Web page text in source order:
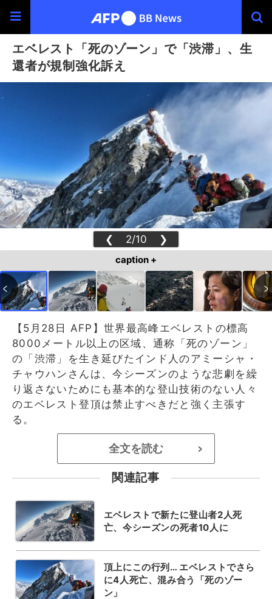
エベレスト「死のゾーン」で「渋滞」、生
還者が規制強化訴え
❮ 2/10 ❯
caption +
【5月28日 AFP】世界最高峰エベレストの標高
8000メートル以上の区域、通称「死のゾーン」
の「渋滞」を生き延びたインド人のアミーシャ・
チャウハンさんは、今シーズンのような悲劇を繰
り返さないためにも基本的な登山技術のない人々
のエベレスト登頂は禁止すべきだと強く主張す
る。
全文を読む >
関連記事
エベレストで新たに登山者2人死
亡、今シーズンの死者10人に
頂上にこの行列… エベレストでさら
に4人死亡、混み合う「死のゾー
ン」